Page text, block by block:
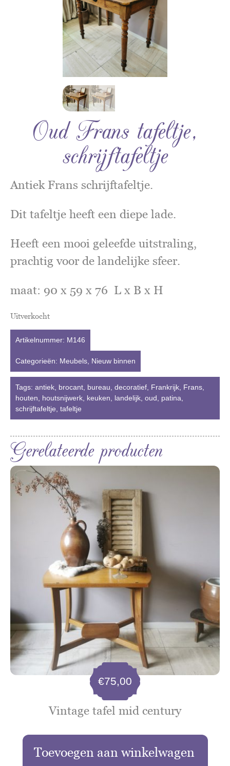
Oud Frans tafeltje,
schrijftafeltje
Antiek Frans schrijftafeltje.
Dit tafeltje heeft een diepe lade.
Heeft een mooi geleefde uitstraling,
prachtig voor de landelijke sfeer.
maat: 90 x 59 x 76 L x B x H
Uitverkocht
Artikelnummer: M146
Categorieën: Meubels Nieuw binnen
Tags: antiek brocant bureau decoratief Frankrijk Frans
houten
houtsnijwerk keuken landelijk oud patina
schrijftafeltje tafeltje
Gerelateerde producten
Vintage tafel mid century
€75,00
Toevoegen aan winkelwagen